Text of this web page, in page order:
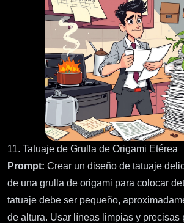
11. Tatuaje de Grulla de Origami Etérea
Prompt: Crear un diseño de tatuaje
de una grulla de origami para colocar
tatuaje debe ser pequeño,
de altura. Usar líneas limpias y precisas